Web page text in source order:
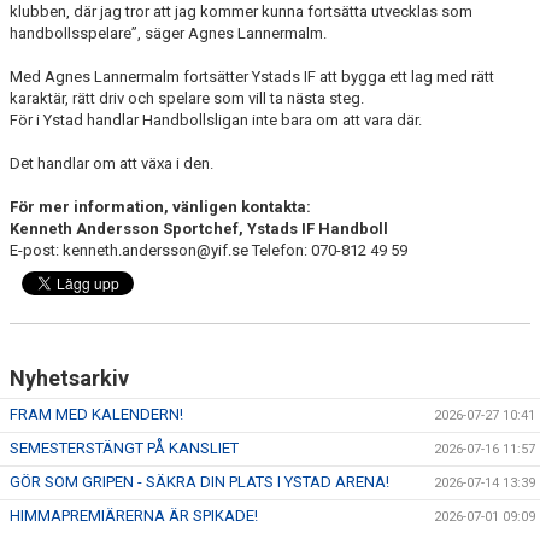
klubben, där jag tror att jag kommer kunna fortsätta utvecklas som
handbollsspelare”, säger Agnes Lannermalm.
Med Agnes Lannermalm fortsätter Ystads IF att bygga ett lag med rätt
karaktär, rätt driv och spelare som vill ta nästa steg.
För i Ystad handlar Handbollsligan inte bara om att vara där.
Det handlar om att växa i den.
För mer information, vänligen kontakta:
Kenneth Andersson Sportchef, Ystads IF Handboll
E-post: kenneth.andersson@yif.se Telefon: 070-812 49 59
Nyhetsarkiv
FRAM MED KALENDERN! 2026-07-27 10:41
SEMESTERSTÄNGT PÅ KANSLIET 2026-07-16 11:57
GÖR SOM GRIPEN - SÄKRA DIN PLATS I YSTAD ARENA! 2026-07-14 13:39
HIMMAPREMIÄRERNA ÄR SPIKADE! 2026-07-01 09:09